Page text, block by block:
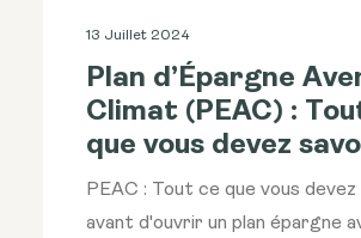
13 Juillet 2024
Plan d’Épargne
Climat (PEAC) :
que vous devez
PEAC : Tout ce que vous devez
avant d'ouvrir un plan épargne